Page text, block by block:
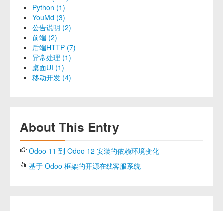
Python (1)
YouMd (3)
公告说明 (2)
前端 (2)
后端HTTP (7)
异常处理 (1)
桌面UI (1)
移动开发 (4)
About This Entry
Odoo 11 到 Odoo 12 安装的依赖环境变化
基于 Odoo 框架的开源在线客服系统